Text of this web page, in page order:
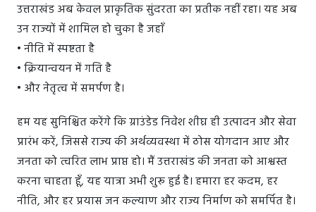
उत्तराखंड अब केवल प्राकृतिक सुंदरता का प्रतीक नहीं रहा। यह अब
उन राज्यों में शामिल हो चुका है जहाँ
• नीति में स्पष्टता है
• क्रियान्वयन में गति है
• और नेतृत्व में समर्पण है।
हम यह सुनिश्चित करेंगे कि ग्राउंडेड निवेश शीघ्र ही उत्पादन और सेवा
प्रारंभ करें, जिससे राज्य की अर्थव्यवस्था में ठोस योगदान आए और
जनता को त्वरित लाभ प्राप्त हो। मैं उत्तराखंड की जनता को आश्वस्त
करना चाहता हूँ, यह यात्रा अभी शुरू हुई है। हमारा हर कदम, हर
नीति, और हर प्रयास जन कल्याण और राज्य निर्माण को समर्पित है।